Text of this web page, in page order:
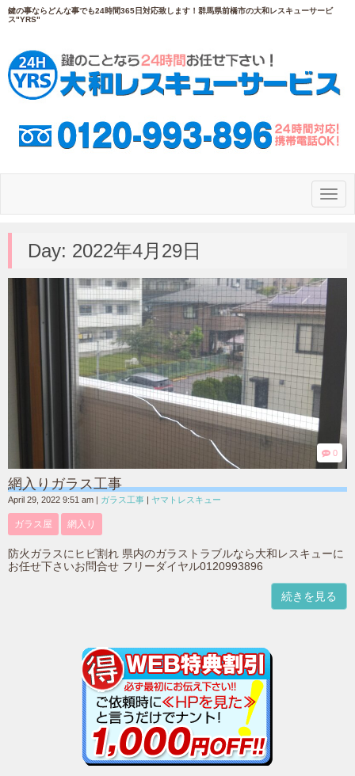
鍵の事ならどんな事でも24時間365日対応致します！群馬県前橋市の大和レスキューサービ
ス"YRS"
N
a
Day: 2022年4月29日
0
網入りガラス工事
April 29, 2022 9:51 am | ガラス工事 | ヤマトレスキュー
ガラス屋 網入り
防火ガラスにヒビ割れ 県内のガラストラブルなら大和レスキューに
お任せ下さいお問合せ フリーダイヤル0120993896
続きを見る